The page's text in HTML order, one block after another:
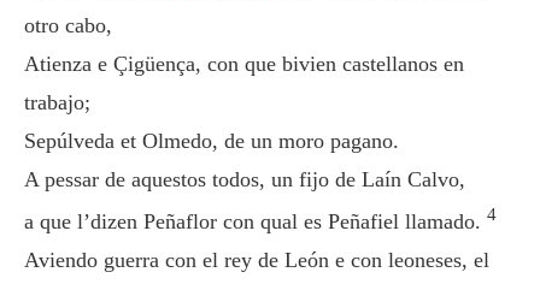
otro cabo,
Atienza e Çigüença, con que bivien castellanos en
trabajo;
Sepúlveda et Olmedo, de un moro pagano.
A pessar de aquestos todos, un fijo de Laín Calvo,
a que l’dizen Peñaflor con qual es Peñafiel llamado. 4
Aviendo guerra con el rey de León e con leoneses, el